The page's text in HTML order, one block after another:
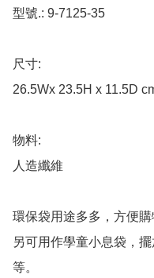
型號.: 9-7125-35
尺寸:
26.5Wx 23.5H x 11.5D
物料:
人造纖維
環保袋用途多多，方便
另可用作學童小息袋，
等。